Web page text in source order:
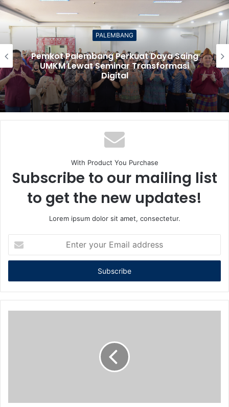
Saing
OKU SELATAN
Bupati OKUS Terima Audiensi
Samsat, Perkuat Sinergi
Pendapatan Daerah
With Product You Purchase
Subscribe to our mailing list
to get the new updates!
Lorem ipsum dolor sit amet, consectetur.
your
Email